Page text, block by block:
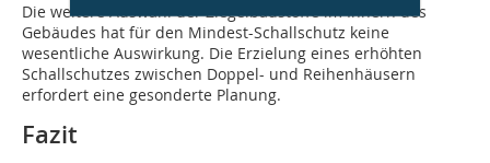
Die weitere Auswahl der Ziegelbaustoffe im Innern des
Gebäudes hat für den Mindest-Schallschutz keine
wesentliche Auswirkung. Die Erzielung eines erhöhten
Schallschutzes zwischen Doppel- und Reihenhäusern
erfordert eine gesonderte Planung.
Fazit